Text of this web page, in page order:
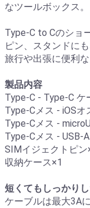
なツールボックス。
Type-C to Cのショ
ピン、スタンドに
旅行や出張に便利
製品内容
Type-C - Type-C ケ
Type-Cメス - iOS
Type-Cメス -
Type-Cメス - USB-
SIMイジェクトピン
収納ケース×1
短くてもしっかり
ケーブルは最大3Aに